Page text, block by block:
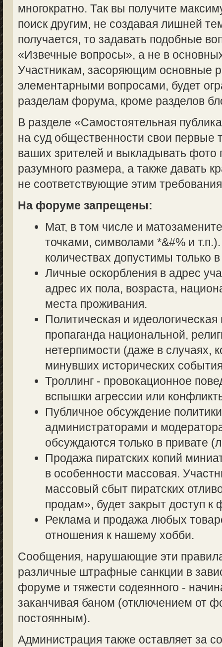
многократно. Так вы получите
поиск другим, не создавая лишней
получается, то задавать подобные
«Извечные вопросы», а не в
Участникам, засоряющим основные
элементарными вопросами, будет
разделам форума, кроме разделов
В разделе «Самостоятельная
на суд общественности свои первые
ваших зрителей и выкладывать фото
разумного размера, а также давать
не соответствующие этим
На форуме запрещены:
Мат, в том числе и
точками, символами *&#% и
количествах допустимы только
Личные оскорбления в адрес
адрес их пола, возраста,
места проживания.
Политическая и
пропаганда национальной,
нетерпимости (даже в случаях,
минувших исторических
Троллинг - провокационное
вспышки агрессии или
Публичное обсуждение
администраторами и
обсуждаются только в привате
Продажа пиратских копий
в особенности массовая.
массовый сбыт пиратских
продам», будет закрыт доступ к
Реклама и продажа любых
отношения к нашему хобби.
Сообщения, нарушающие эти
различные штрафные санкции в
форуме и тяжести содеянного -
заканчивая баном (отключением от
постоянным).
Администрация также оставляет за